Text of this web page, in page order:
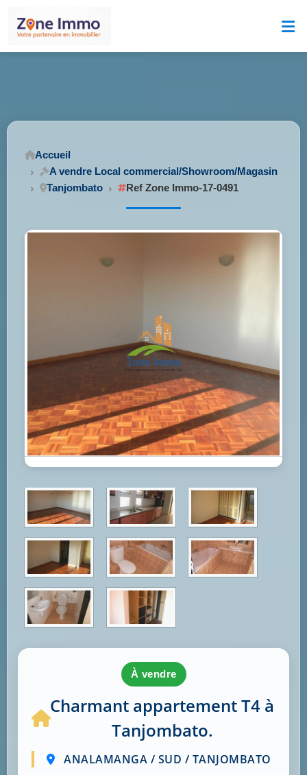
Accueil
A vendre Local commercial/Showroom/Magasin
Tanjombato
Ref Zone Immo-17-0491
à vendre
Charmant appartement T4 à
Tanjombato.
ANALAMANGA / SUD / TANJOMBATO